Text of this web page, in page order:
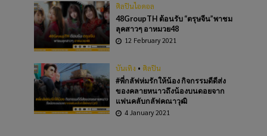
ศิลปินไอดอล
48GroupTH ต้อนรับ “ตรุษจีน”พาชม
ลุคสาวๆ อาหมวย48
12 February 2021
บันเทิง • ศิลปิน
#พี่กลัฟห่มรักให้น้อง กิจกรรมดีดีส่ง
ของคลายหนาวถึงน้องบนดอยจาก
แฟนคลับกลัฟคณาวุฒิ
4 January 2021